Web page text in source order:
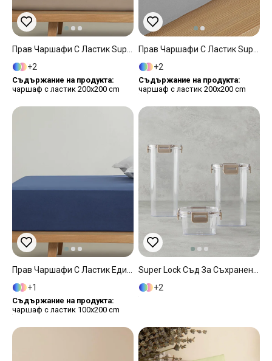
2
Съдържание на продукта:
чаршаф с ластик 200x200 cm
2
Съдържание на продукта:
чаршаф с ластик 200x200 cm
1
Съдържание на продукта:
чаршаф с ластик 100x200 cm
2